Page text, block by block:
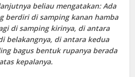
beliau mengatakan: Ada
berdiri di samping kanan hamba
di samping kirinya, di antara
belakangnya, di antara kedua
bagus bentuk rupanya berada
kepalanya.